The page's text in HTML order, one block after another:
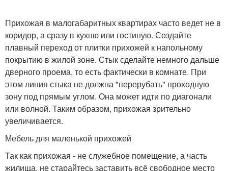
Прихожая в малогабаритных квартирах часто ведет не в
коридор, а сразу в кухню или гостиную. Создайте
плавный переход от плитки прихожей к напольному
покрытию в жилой зоне. Стык сделайте немного дальше
дверного проема, то есть фактически в комнате. При
этом линия стыка не должна "перерубать" проходную
зону под прямым углом. Она может идти по диагонали
или волной. Таким образом, прихожая зрительно
увеличивается.
Мебель для маленькой прихожей
Так как прихожая - не служебное помещение, а часть
жилища, не старайтесь заставить всё свободное место